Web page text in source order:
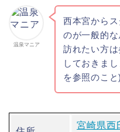
温泉マニア
西本宮から
のが一般的
訪れたい方
しておきま
を参照のこと)
宮崎県西